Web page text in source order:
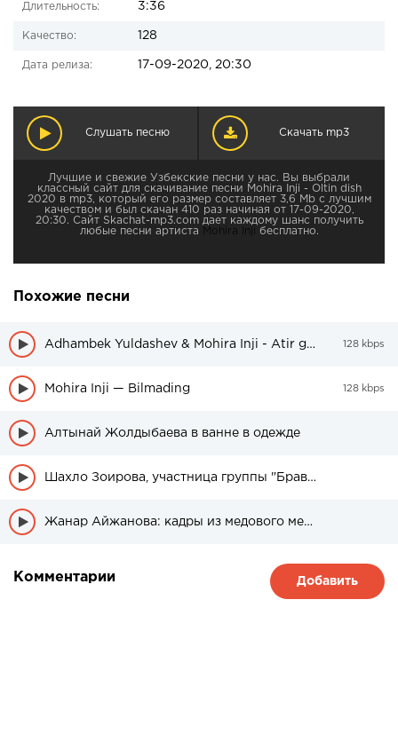
Длительность: 3:36
Качество: 128
Дата релиза: 17-09-2020, 20:30
Слушать песню Скачать mp3
Лучшие и свежие Узбекские песни у нас. Вы выбрали
классный сайт для скачивание песни Mohira Inji - Oltin dish
2020 в mp3, который его размер составляет 3,6 Mb с лучшим
качеством и был скачан 410 раз начиная от 17-09-2020,
20:30. Сайт Skachat-mp3.com дает каждому шанс получить
любые песни артиста
Mohira Inji бесплатно.
Похожие песни
Adhambek Yuldashev & Mohira Inji - Atir gulim 128 kbps
Mohira Inji — Bilmading 128 kbps
Алтынай Жолдыбаева в ванне в одежде
Шахло Зоирова, участница группы "Браво" была в свадебном платье
Жанар Айжанова: кадры из медового месяца дочери
Комментарии Добавить